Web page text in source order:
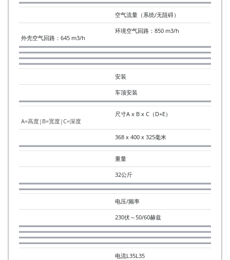
空气流量（系统/无阻碍）
环境空气回路：850 m3/h
外壳空气回路：645 m3/h
安装
车顶安装
尺寸A x B x C（D+E）
A=高度|B=宽度|C=深度
368 x 400 x 325毫米
重量
32公斤
电压/频率
230伏～50/60赫兹
电流L35L35